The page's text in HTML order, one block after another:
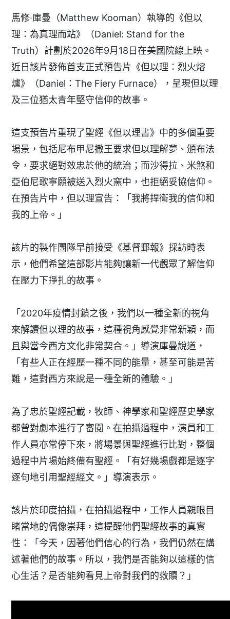
馬修·庫曼（Matthew Kooman）執導的《但以
理：為真理而站》（Daniel: Stand for the
Truth）計劃於2026年9月18日在美國院線上映。
近日該片發佈首支正式預告片《但以理：烈火熔
爐》（Daniel：The Fiery Furnace），呈現但以理
及三位猶太青年堅守信仰的故事。
這支預告片重現了聖經《但以理書》中的多個重要
場景，包括尼布甲尼撒王要求但以理解夢、頒布法
令，要求絕對效忠於他的統治；而沙得拉、米煞和
亞伯尼歌寧願被送入烈火窯中，也拒絕妥協信仰。
在預告片中，但以理宣告：「我將捍衛我的信仰和
我的上帝。」
該片的製作團隊早前接受《基督郵報》採訪時表
示，他們希望這部影片能夠讓新一代觀眾了解信仰
在壓力下掙扎的故事。
「2020年疫情封鎖之後，我們以一種全新的視角
來解讀但以理的故事，這種視角感覺非常新穎，而
且與當今西方文化非常契合。」導演庫曼說道，
「有些人正在經歷一種不同的能量，甚至可能是苦
難，這對西方來說是一種全新的體驗。」
為了忠於聖經記載，牧師、神學家和聖經歷史學家
都曾對劇本進行了審閱。在拍攝過程中，演員和工
作人員亦常停下來，將場景與聖經進行比對，整個
過程中片場始終備有聖經。「有好幾場戲都是逐字
逐句地引用聖經經文。」導演表示。
該片於印度拍攝，在拍攝過程中，工作人員親眼目
睹當地的偶像崇拜，這提醒他們聖經故事的真實
性：「今天，因著他們信心的行為，我們仍然在講
述著他們的故事。所以，我們是否能夠以這樣的信
心生活？是否能夠看見上帝對我們的救贖？」